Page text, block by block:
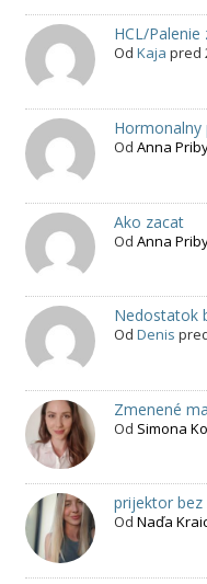
HCL/
Od Kaja pred
Hormonalny
Od Anna
Ako zacat
Od Anna
Nedostatok
Od Denis
Zmenené
Od Simona
prijektor
Od Naďa